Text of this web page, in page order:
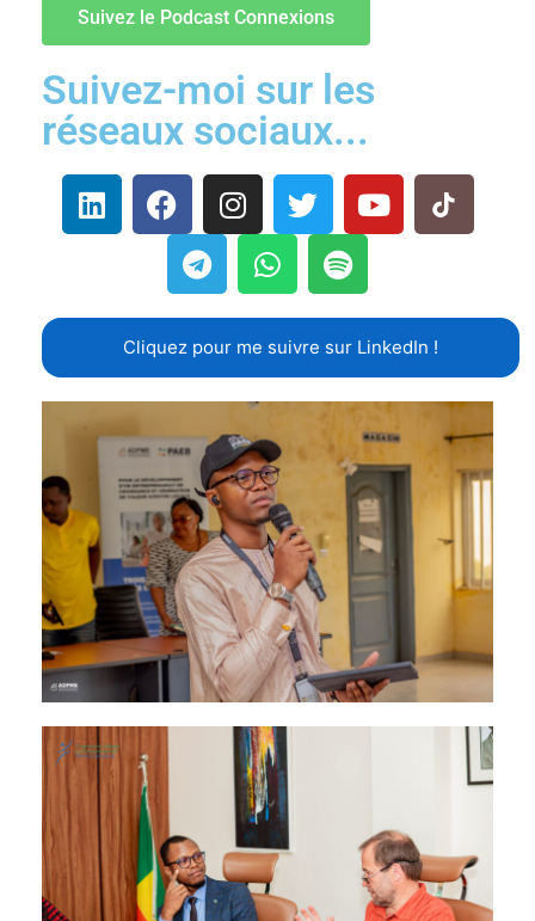
Suivez le Podcast Connexions
Suivez-moi sur les
réseaux sociaux...
Cliquez pour me suivre sur LinkedIn !